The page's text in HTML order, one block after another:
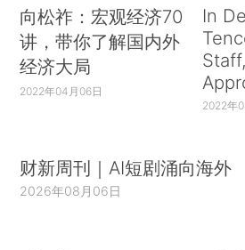
向松祚：宏观经济70
讲，带你了解国内外
经济大局
2022年04月06日
In
2022年
财新周刊｜AI短剧涌向海外
2026年08月06日